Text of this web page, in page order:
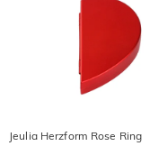
Jeulia Herzform Rose Ring